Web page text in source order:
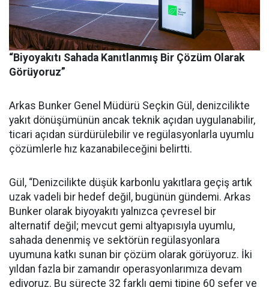
“Biyoyakıtı Sahada Kanıtlanmış Bir Çözüm Olarak
Görüyoruz”
Arkas Bunker Genel Müdürü Seçkin Gül, denizcilikte
yakıt dönüşümünün ancak teknik açıdan uygulanabilir,
ticari açıdan sürdürülebilir ve regülasyonlarla uyumlu
çözümlerle hız kazanabileceğini belirtti.
Gül, “Denizcilikte düşük karbonlu yakıtlara geçiş artık
uzak vadeli bir hedef değil, bugünün gündemi. Arkas
Bunker olarak biyoyakıtı yalnızca çevresel bir
alternatif değil; mevcut gemi altyapısıyla uyumlu,
sahada denenmiş ve sektörün regülasyonlara
uyumuna katkı sunan bir çözüm olarak görüyoruz. İki
yıldan fazla bir zamandır operasyonlarımıza devam
ediyoruz. Bu süreçte 32 farklı gemi tipine 60 sefer ve